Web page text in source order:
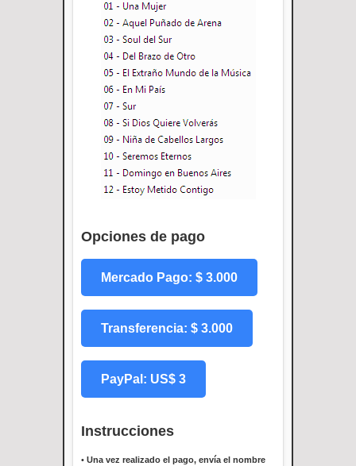
Opciones de pago
Mercado Pago: $ 3.000
Transferencia: $ 3.000
PayPal: US$ 3
Instrucciones
• Una vez realizado el pago, envía el nombre